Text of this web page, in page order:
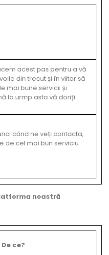
acest pas pentru a vă
din trecut și în viitor să
mai bune servicii și
la urmp asta vă doriți.
când ne veți contacta,
de cel mai bun serviciu
noastră
De ce?